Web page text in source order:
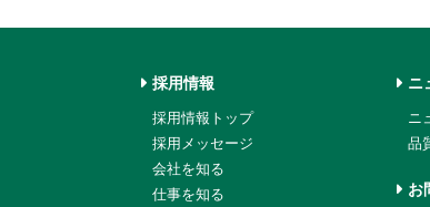
採用情報
採用情報トップ
採用メッセージ
会社を知る
仕事を知る
ニ
ニ
品
お